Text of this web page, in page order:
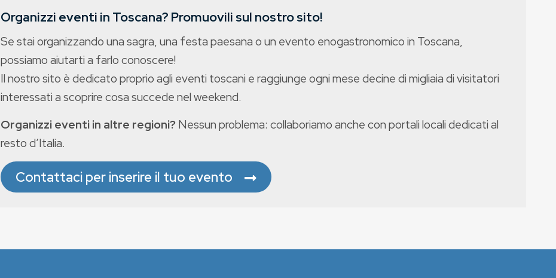
Organizzi eventi in Toscana? Promuovili sul nostro sito!
Se stai organizzando una sagra, una festa paesana o un evento enogastronomico in Toscana,
possiamo aiutarti a farlo conoscere!
Il nostro sito è dedicato proprio agli eventi toscani e raggiunge ogni mese decine di migliaia di visitatori
interessati a scoprire cosa succede nel weekend.
Organizzi eventi in altre regioni? Nessun problema: collaboriamo anche con portali locali dedicati al
resto d’Italia.
Contattaci per inserire il tuo evento